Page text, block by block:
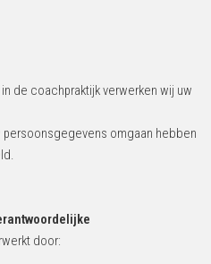
de coachpraktijk verwerken wij uw
persoonsgegevens omgaan hebben
door: